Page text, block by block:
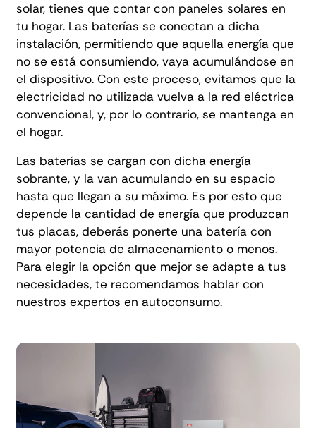
solar, tienes que contar con paneles solares en
tu hogar. Las baterías se conectan a dicha
instalación, permitiendo que aquella energía que
no se está consumiendo, vaya acumulándose en
el dispositivo. Con este proceso, evitamos que la
electricidad no utilizada vuelva a la red eléctrica
convencional, y, por lo contrario, se mantenga en
el hogar.
Las baterías se cargan con dicha energía
sobrante, y la van acumulando en su espacio
hasta que llegan a su máximo. Es por esto que
depende la cantidad de energía que produzcan
tus placas, deberás ponerte una batería con
mayor potencia de almacenamiento o menos.
Para elegir la opción que mejor se adapte a tus
necesidades, te recomendamos hablar con
nuestros expertos en autoconsumo.